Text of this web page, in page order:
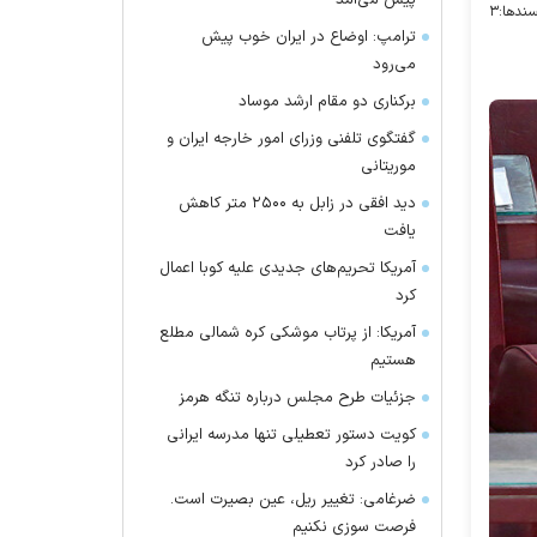
۳
ترامپ: اوضاع در ایران خوب پیش
می‌رود
برکناری دو مقام ارشد موساد
گفتگوی تلفنی وزرای امور خارجه ایران و
موریتانی
دید افقی در زابل به ۲۵۰۰ متر کاهش
یافت
آمریکا تحریم‌های جدیدی علیه کوبا اعمال
کرد
آمریکا: از پرتاب موشکی کره شمالی مطلع
هستیم
جزئیات طرح مجلس درباره تنگه هرمز
کویت دستور تعطیلی تنها مدرسه ایرانی
را صادر کرد
ضرغامی: تغییر ریل، عین بصیرت است.
فرصت سوزی نکنیم